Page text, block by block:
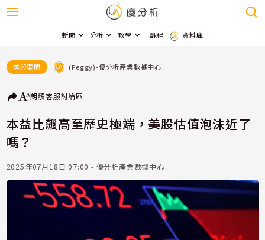
新聞 分析 教學 課程 資料庫
美股要聞 (Peggy)-優分析產業數據中心
朗讀客服討論區
本益比飆高至歷史極端，美股估值泡沫近了
嗎？
2025年07月18日 07:00 - 優分析產業數據中心